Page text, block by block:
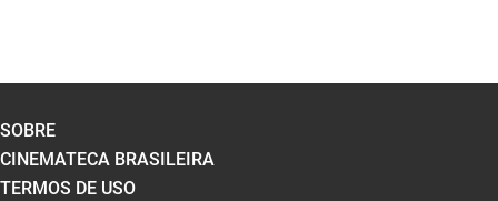
SOBRE
CINEMATECA BRASILEIRA
TERMOS DE USO